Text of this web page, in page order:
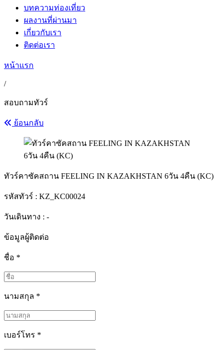
บทความท่องเที่ยว
ผลงานที่ผ่านมา
เกี่ยวกับเรา
ติดต่อเรา
หน้าแรก
/
สอบถามทัวร์
ย้อนกลับ
ทัวร์คาซัคสถาน FEELING IN KAZAKHSTAN 6วัน 4คืน (KC)
รหัสทัวร์ : KZ_KC00024
วันเดินทาง : -
ข้อมูลผู้ติดต่อ
ชื่อ *
นามสกุล *
เบอร์โทร *